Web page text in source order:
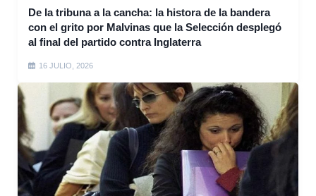
De la tribuna a la cancha: la histora de la bandera
con el grito por Malvinas que la Selección desplegó
al final del partido contra Inglaterra
16 JULIO, 2026